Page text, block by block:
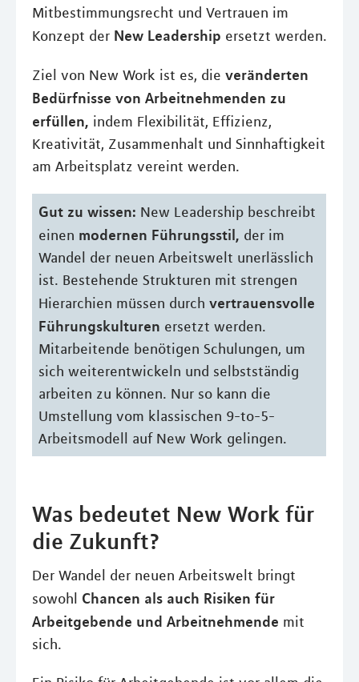
Mitbestimmungsrecht und Vertrauen im
Konzept der New Leadership ersetzt werden.
Ziel von New Work ist es, die veränderten
Bedürfnisse von Arbeitnehmenden zu
erfüllen, indem Flexibilität, Effizienz,
Kreativität, Zusammenhalt und Sinnhaftigkeit
am Arbeitsplatz vereint werden.
Gut zu wissen: New Leadership beschreibt
einen modernen Führungsstil, der im
Wandel der neuen Arbeitswelt unerlässlich
ist. Bestehende Strukturen mit strengen
Hierarchien müssen durch vertrauensvolle
Führungskulturen ersetzt werden.
Mitarbeitende benötigen Schulungen, um
sich weiterentwickeln und selbstständig
arbeiten zu können. Nur so kann die
Umstellung vom klassischen 9-to-5-
Arbeitsmodell auf New Work gelingen.
Was bedeutet New Work für
die Zukunft?
Der Wandel der neuen Arbeitswelt bringt
sowohl Chancen als auch Risiken für
Arbeitgebende und Arbeitnehmende mit
sich.